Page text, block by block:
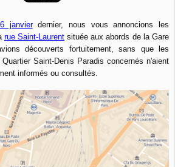
janvierdernier, nous vous annoncions les
rue Saint-Laurent située aux abords de la Gare
découverts fortuitement, sans que les
Saint-Denis Paradis concernés n'aient
informés ou consultés.